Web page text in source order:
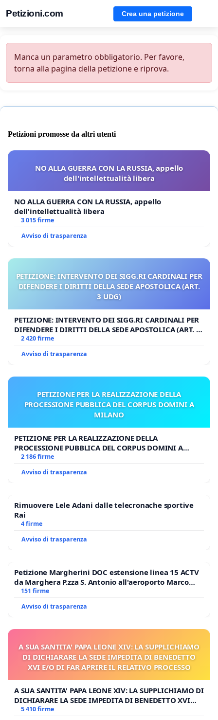
Petizioni.com Crea una petizione
Manca un parametro obbligatorio. Per favore,
torna alla pagina della petizione e riprova.
Petizioni promosse da altri utenti
NO ALLA GUERRA CON LA RUSSIA, appello
dell'intellettualità libera
NO ALLA GUERRA CON LA RUSSIA, appello
dell'intellettualità libera
3 015 firme
Avviso di trasparenza
PETIZIONE: INTERVENTO DEI SIGG.RI CARDINALI PER
DIFENDERE I DIRITTI DELLA SEDE APOSTOLICA (ART.
3 UDG)
PETIZIONE: INTERVENTO DEI SIGG.RI CARDINALI PER
DIFENDERE I DIRITTI DELLA SEDE APOSTOLICA (ART. 3
UDG)
2 420 firme
Avviso di trasparenza
PETIZIONE PER LA REALIZZAZIONE DELLA
PROCESSIONE PUBBLICA DEL CORPUS DOMINI A
MILANO
PETIZIONE PER LA REALIZZAZIONE DELLA
PROCESSIONE PUBBLICA DEL CORPUS DOMINI A
MILANO
2 186 firme
Avviso di trasparenza
Rimuovere Lele Adani dalle telecronache sportive
Rai
4 firme
Avviso di trasparenza
Petizione Margherini DOC estensione linea 15 ACTV
da Marghera P.zza S. Antonio all'aeroporto Marco
Polo tariffa a € 1,50
151 firme
Avviso di trasparenza
A SUA SANTITA' PAPA LEONE XIV: LA SUPPLICHIAMO
DI DICHIARARE LA SEDE IMPEDITA DI BENEDETTO
XVI E/O DI FAR APRIRE IL RELATIVO PROCESSO
A SUA SANTITA' PAPA LEONE XIV: LA SUPPLICHIAMO DI
DICHIARARE LA SEDE IMPEDITA DI BENEDETTO XVI
E/O DI FAR APRIRE IL RELATIVO PROCESSO
5 410 firme